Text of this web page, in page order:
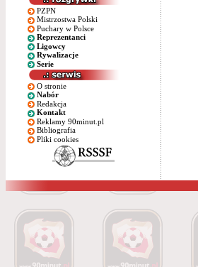
PZPN
Mistrzostwa Polski
Puchary w Polsce
Reprezentanci
Ligowcy
Rywalizacje
Serie
O stronie
Nabór
Redakcja
Kontakt
Reklamy 90minut.pl
Bibliografia
Pliki cookies